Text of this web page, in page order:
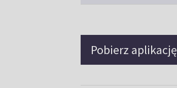
Pobierz aplikację